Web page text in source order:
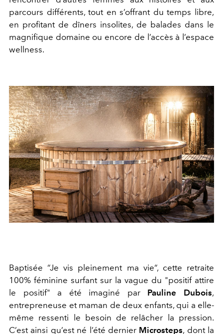
parcours différents, tout en s’offrant du temps libre,
en profitant de dîners insolites, de balades dans le
magnifique domaine ou encore de l’accès à l’espace
wellness.
Baptisée “Je vis pleinement ma vie“, cette retraite
100% féminine surfant sur la vague du "positif attire
le positif" a été imaginé par Pauline Dubois,
entrepreneuse et maman de deux enfants, qui a elle-
même ressenti le besoin de relâcher la pression.
C’est ainsi qu’est né l’été dernier Microsteps, dont la